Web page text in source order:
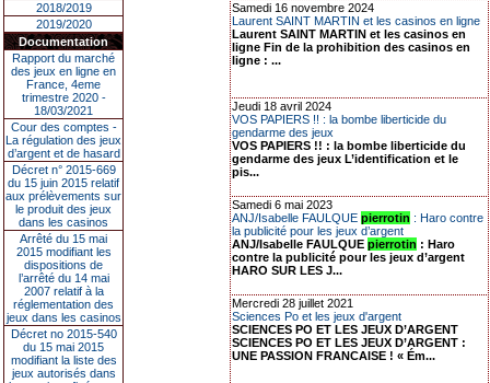
2018/2019
2019/2020
Documentation
Rapport du marché
des jeux en ligne en
France, 4eme
trimestre 2020 -
18/03/2021
Cour des comptes -
La régulation des jeux
d’argent et de hasard
Décret n° 2015-669
du 15 juin 2015 relatif
aux prélèvements sur
le produit des jeux
dans les casinos
Arrêté du 15 mai
2015 modifiant les
dispositions de
l’arrêté du 14 mai
2007 relatif à la
réglementation des
jeux dans les casinos
Décret no 2015-540
du 15 mai 2015
modifiant la liste des
jeux autorisés dans
Samedi 16 novembre 2024
Laurent SAINT MARTIN et les casinos en ligne
Laurent SAINT MARTIN et les casinos en
ligne Fin de la prohibition des casinos en
ligne : ...
Jeudi 18 avril 2024
VOS PAPIERS !! : la bombe liberticide du
gendarme des jeux
VOS PAPIERS !! : la bombe liberticide du
gendarme des jeux L’identification et le
pis...
Samedi 6 mai 2023
ANJ/Isabelle FAULQUE pierrotin : Haro contre
la publicité pour les jeux d’argent
ANJ/Isabelle FAULQUE pierrotin : Haro
contre la publicité pour les jeux d’argent
HARO SUR LES J...
Mercredi 28 juillet 2021
Sciences Po et les jeux d'argent
SCIENCES PO ET LES JEUX D’ARGENT
SCIENCES PO ET LES JEUX D’ARGENT :
UNE PASSION FRANCAISE ! « Ém...